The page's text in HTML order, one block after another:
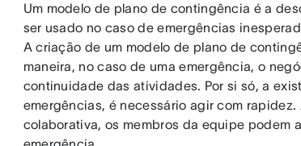
Um modelo de plano de contingência é a
ser usado no caso de emergências
A criação de um modelo de plano de
maneira, no caso de uma emergência, o
continuidade das atividades. Por si só, a
emergências, é necessário agir com rapidez.
colaborativa, os membros da equipe podem